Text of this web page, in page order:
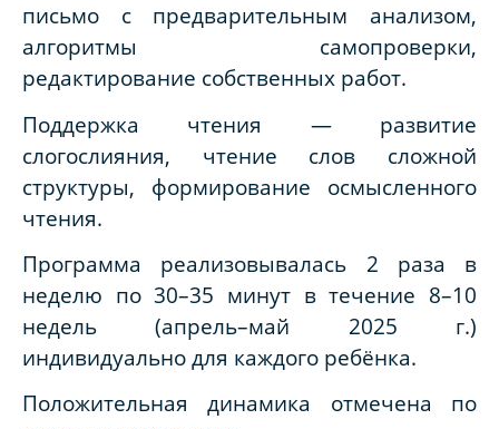
письмо с предварительным анализом,
алгоритмы самопроверки,
редактирование собственных работ.
Поддержка чтения — развитие
слогослияния, чтение слов сложной
структуры, формирование осмысленного
чтения.
Программа реализовывалась 2 раза в
неделю по 30–35 минут в течение 8–10
недель (апрель–май 2025 г.)
индивидуально для каждого ребёнка.
Положительная динамика отмечена по